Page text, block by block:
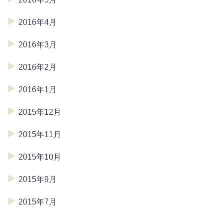
2016年4月
2016年3月
2016年2月
2016年1月
2015年12月
2015年11月
2015年10月
2015年9月
2015年7月